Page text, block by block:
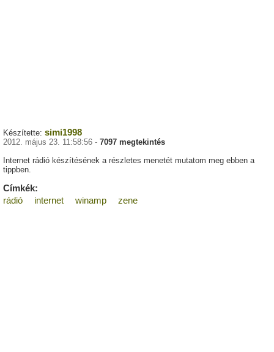
Készítette: simi1998
2012. május 23. 11:58:56 - 7097 megtekintés
Internet rádió készítésének a részletes menetét mutatom meg ebben a
tippben.
Címkék:
rádió
internet winamp zene